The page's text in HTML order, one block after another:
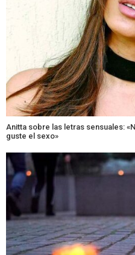
Anitta sobre las letras sensuales:
guste el sexo»